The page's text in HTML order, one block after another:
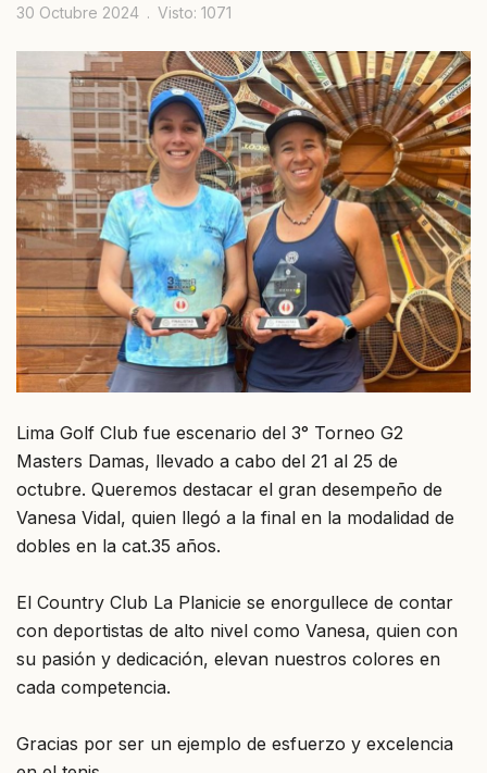
30 Octubre 2024 Visto: 1071
Lima Golf Club fue escenario del 3° Torneo G2
Masters Damas, llevado a cabo del 21 al 25 de
octubre. Queremos destacar el gran desempeño de
Vanesa Vidal, quien llegó a la final en la modalidad de
dobles en la cat.35 años.
El Country Club La Planicie se enorgullece de contar
con deportistas de alto nivel como Vanesa, quien con
su pasión y dedicación, elevan nuestros colores en
cada competencia.
Gracias por ser un ejemplo de esfuerzo y excelencia